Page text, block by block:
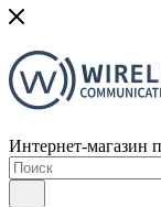
Интернет-магазин